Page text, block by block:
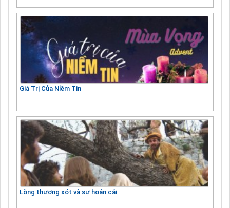
Giá Trị Của Niềm Tin
Lòng thương xót và sự hoán cải